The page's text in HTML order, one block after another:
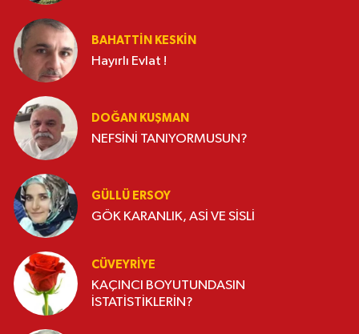
BAHATTIN KESKİN
Hayırlı Evlat !
DOĞAN KUŞMAN
NEFSİNİ TANIYORMUSUN?
GÜLLÜ ERSOY
GÖK KARANLIK, ASİ VE SİSLİ
CÜVEYRIYE
KAÇINCI BOYUTUNDASIN
İSTATİSTİKLERİN?